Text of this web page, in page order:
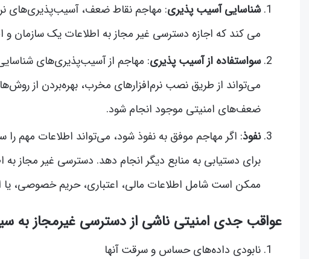
شناسایی آسیب پذیری: مهاجم نقاط ضعف، آسیب‌پذیری‌های
می کند که اجازه دسترسی غیر مجاز به اطلاعات یک سازمان و
سواستفاده از آسیب پذیری: مهاجم از آسیب‌پذیری‌های
می‌تواند از طریق نصب نرم‌افزارهای مخرب، بهره‌بردن از
ضعف‌های امنیتی موجود انجام شود.
نفوذ: اگر مهاجم موفق به نفوذ شود، می‌تواند اطلاعات مهم
برای دستیابی به منابع دیگر انجام دهد. دسترسی غیر مجاز
ممکن است شامل اطلاعات مالی، اعتباری، حریم خصوصی،
عواقب جدی امنیتی ناشی از دسترسی غیرمجاز به
نابودی داده‌های حساس و سرقت آنها